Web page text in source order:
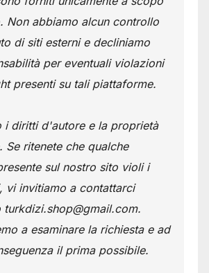
Non abbiamo alcun controllo
di siti esterni e decliniamo
per eventuali violazioni
presenti su tali piattaforme.
i diritti d'autore e la proprietà
Se ritenete che qualche
sul nostro sito violi i
vi invitiamo a contattarci
a esaminare la richiesta e ad
il prima possibile.